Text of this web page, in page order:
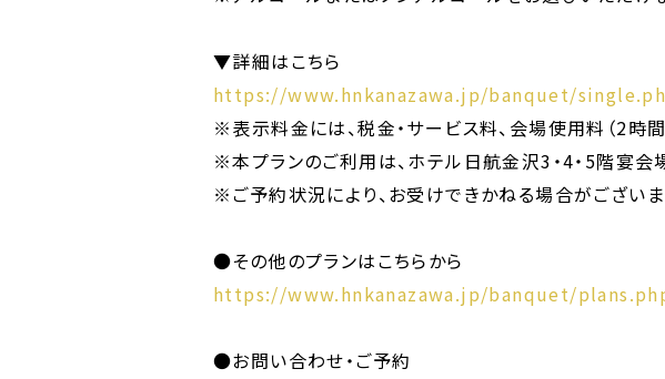
▼詳細はこちら
https://www.hnkanazawa.jp/banquet/
※表示料金には、税金・サービス料、会場使用料（2時
※本プランのご利用は、ホテル日航金沢3・4・5階宴会
※ご予約状況により、お受けできかねる場合がござい
●その他のプランはこちらから
https://www.hnkanazawa.jp/banquet/
●お問い合わせ・ご予約